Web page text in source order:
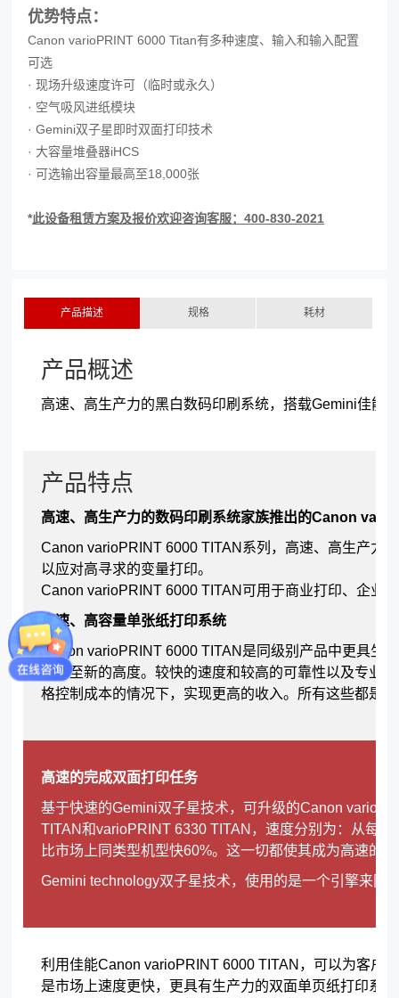
优势特点：
Canon varioPRINT 6000 Titan有多种速度、输入和输入配置
可选
· 现场升级速度许可（临时或永久）
· 空气吸风进纸模块
· Gemini双子星即时双面打印技术
· 大容量堆叠器iHCS
· 可选输出容量最高至18,000张
*此设备租赁方案及报价欢迎咨询客服：400-830-2021
产品描述 规格 耗材
产品概述
高速、高生产力的黑白数码印刷系统，搭载Gemini佳能
产品特点
高速、高生产力的数码印刷系统家族推出的Canon
Canon varioPRINT 6000 TITAN系列，高速、高生产力
以应对高寻求的变量打印。
Canon varioPRINT 6000 TITAN可用于商业打印、企业
高速、高容量单张纸打印系统
Canon varioPRINT 6000 TITAN是同级别产品中更具生
提升至新的高度。较快的速度和较高的可靠性以及专业
格控制成本的情况下，实现更高的收入。所有这些都是
高速的完成双面打印任务
基于快速的Gemini双子星技术，可升级的Canon
TITAN和varioPRINT 6330 TITAN，速度分别为：从每
比市场上同类型机型快60%。这一切都使其成为高速的
Gemini technology双子星技术，使用的是一个引擎来同
利用佳能Canon varioPRINT 6000 TITAN，可以为客户
是市场上速度更快，更具有生产力的双面单页纸打印系